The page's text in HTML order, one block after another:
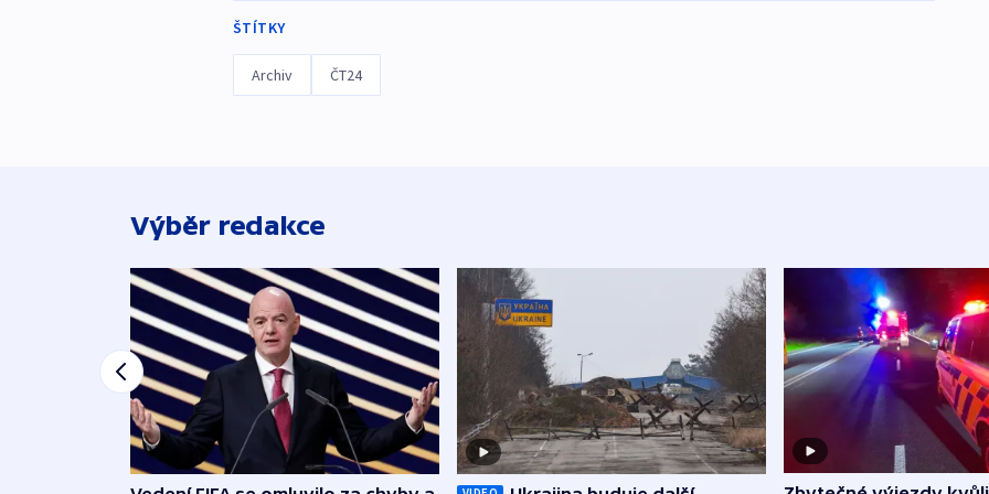
ŠTÍTKY
Archiv ČT24
Výběr redakce